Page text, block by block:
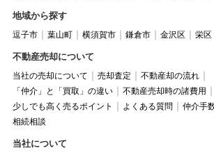
地域から探す
逗子市 葉山町 横須賀市 鎌倉市 金沢区 栄区
不動産売却について
当社の売却について 売却査定
不動産却の流れ
「仲介」と「買取」の違い
不動産売却時の諸費用
少しでも高く売るポイント
よくある質問
仲介手
相続相談
当社について